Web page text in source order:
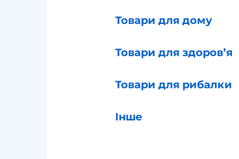
Товари для дому
Товари для здоров’я
Товари для рибалки
Інше